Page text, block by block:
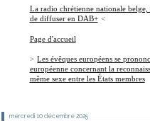
La radio chrétienne nationale
de diffuser en DAB+
Page d'accueil
Les évêques européens se
européenne concernant la
même sexe entre les États membres
mercredi 10 décembre 2025